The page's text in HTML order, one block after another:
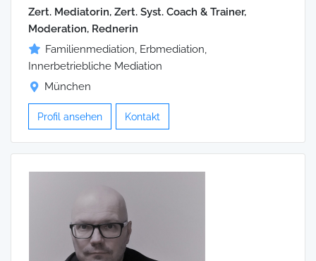
Zert. Mediatorin, Zert. Syst. Coach & Trainer,
Moderation, Rednerin
Familienmediation, Erbmediation,
Innerbetriebliche Mediation
München
Profil ansehen Kontakt